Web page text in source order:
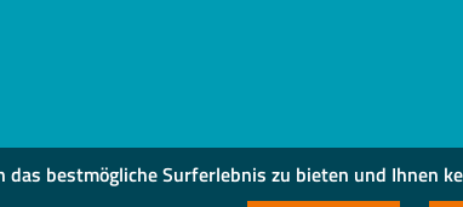
das bestmögliche Surferlebnis zu bieten und Ihnen